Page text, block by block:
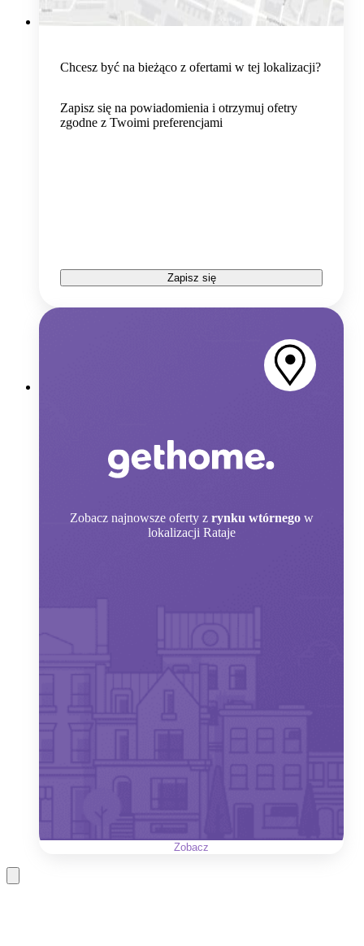
Chcesz być na bieżąco z ofertami w tej lokalizacji?
Zapisz się na powiadomienia i otrzymuj ofetry
zgodne z Twoimi preferencjami
Zapisz się
Zobacz najnowsze oferty z rynku wtórnego w
lokalizacji Rataje
Zobacz